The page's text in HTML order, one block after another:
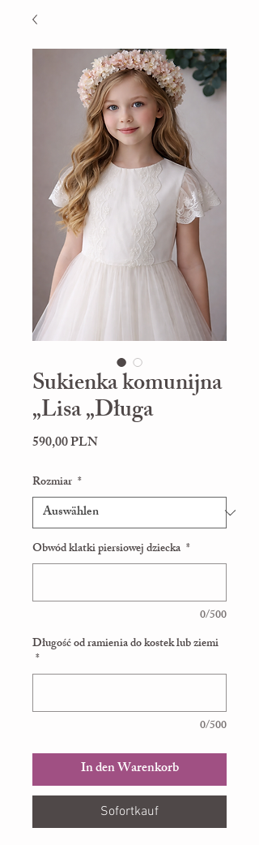
Sukienka komunijna
„Lisa „Długa
590,00 PLNPreis
Rozmiar *
Obwód klatki piersiowej dziecka *
0/500
Długość od ramienia do kostek lub ziemi
*
0/500
In den Warenkorb
Sofortkauf